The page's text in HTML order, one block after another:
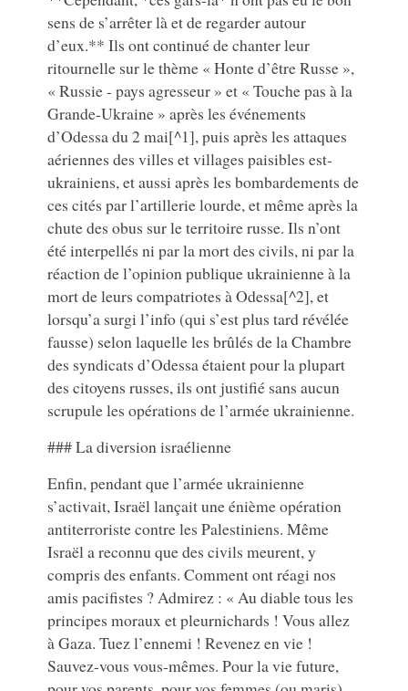
sens de s’arrêter là et de regarder autour
d’eux.** Ils ont continué de chanter leur
ritournelle sur le thème « Honte d’être Russe »,
« Russie - pays agresseur » et « Touche pas à la
Grande-Ukraine » après les événements
d’Odessa du 2 mai[^1], puis après les attaques
aériennes des villes et villages paisibles est-
ukrainiens, et aussi après les bombardements de
ces cités par l’artillerie lourde, et même après la
chute des obus sur le territoire russe. Ils n’ont
été interpellés ni par la mort des civils, ni par la
réaction de l’opinion publique ukrainienne à la
mort de leurs compatriotes à Odessa[^2], et
lorsqu’a surgi l’info (qui s’est plus tard révélée
fausse) selon laquelle les brûlés de la Chambre
des syndicats d’Odessa étaient pour la plupart
des citoyens russes, ils ont justifié sans aucun
scrupule les opérations de l’armée ukrainienne.
### La diversion israélienne
Enfin, pendant que l’armée ukrainienne
s’activait, Israël lançait une énième opération
antiterroriste contre les Palestiniens. Même
Israël a reconnu que des civils meurent, y
compris des enfants. Comment ont réagi nos
amis pacifistes ? Admirez : « Au diable tous les
principes moraux et pleurnichards ! Vous allez
à Gaza. Tuez l’ennemi ! Revenez en vie !
Sauvez-vous vous-mêmes. Pour la vie future,